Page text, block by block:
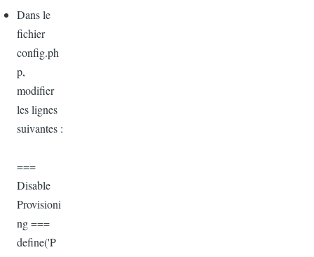
Dans le
fichier
config.ph
p,
modifier
les lignes
suivantes :
===
Disable
Provisioni
ng ===
define('P